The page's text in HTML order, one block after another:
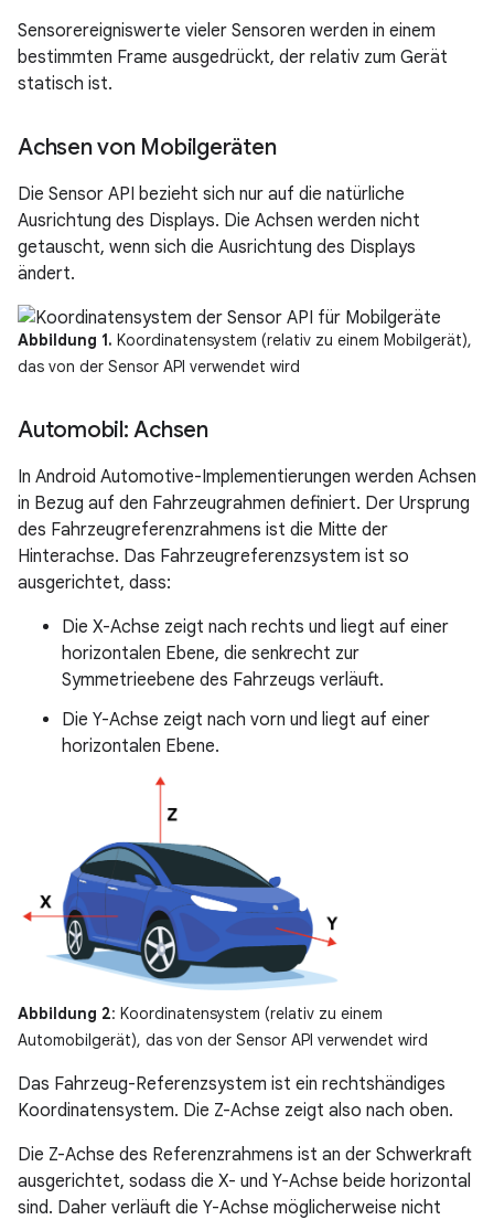
Sensorereigniswerte vieler Sensoren werden in einem
bestimmten Frame ausgedrückt, der relativ zum Gerät
statisch ist.
Achsen von Mobilgeräten
Die Sensor API bezieht sich nur auf die natürliche
Ausrichtung des Displays. Die Achsen werden nicht
getauscht, wenn sich die Ausrichtung des Displays
ändert.
Abbildung 1. Koordinatensystem (relativ zu einem Mobilgerät),
das von der Sensor API verwendet wird
Automobil: Achsen
In Android Automotive-Implementierungen werden Achsen
in Bezug auf den Fahrzeugrahmen definiert. Der Ursprung
des Fahrzeugreferenzrahmens ist die Mitte der
Hinterachse. Das Fahrzeugreferenzsystem ist so
ausgerichtet, dass:
Die X-Achse zeigt nach rechts und liegt auf einer
horizontalen Ebene, die senkrecht zur
Symmetrieebene des Fahrzeugs verläuft.
Die Y-Achse zeigt nach vorn und liegt auf einer
horizontalen Ebene.
Abbildung 2: Koordinatensystem (relativ zu einem
Automobilgerät), das von der Sensor API verwendet wird
Das Fahrzeug-Referenzsystem ist ein rechtshändiges
Koordinatensystem. Die Z-Achse zeigt also nach oben.
Die Z-Achse des Referenzrahmens ist an der Schwerkraft
ausgerichtet, sodass die X- und Y-Achse beide horizontal
sind. Daher verläuft die Y-Achse möglicherweise nicht